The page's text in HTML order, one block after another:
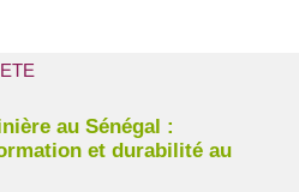
au Sénégal :
et durabilité au